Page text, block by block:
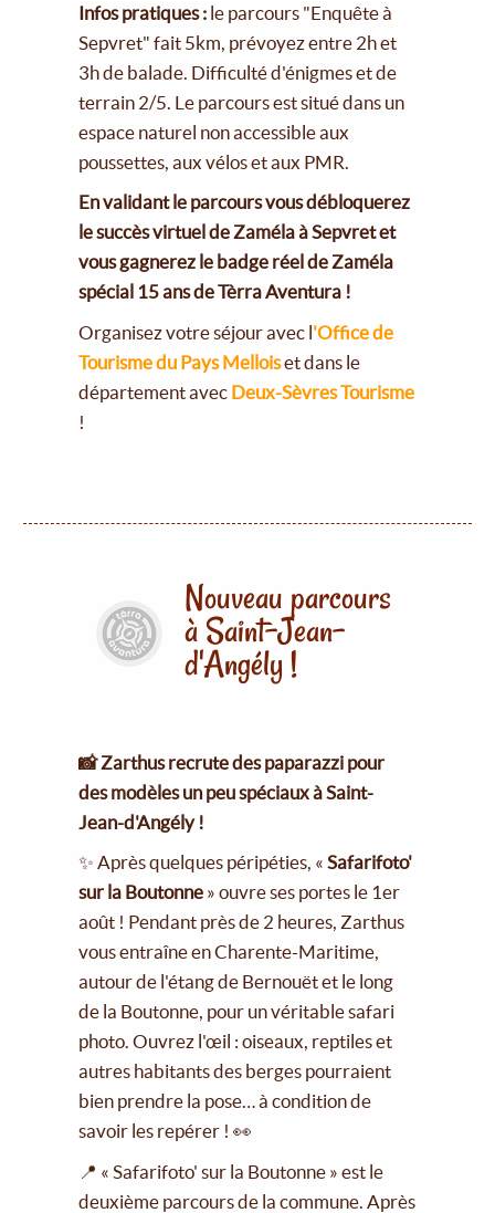
Infos pratiques : le parcours "Enquête à
Sepvret" fait 5km, prévoyez entre 2h et
3h de balade. Difficulté d'énigmes et de
terrain 2/5. Le parcours est situé dans un
espace naturel non accessible aux
poussettes, aux vélos et aux PMR.
En validant le parcours vous débloquerez
le succès virtuel de Zaméla à Sepvret et
vous gagnerez le badge réel de Zaméla
spécial 15 ans de Tèrra Aventura !
Organisez votre séjour avec l'Office de
Tourisme du Pays Melloiset dans le
département avec Deux-Sèvres Tourisme
!
Nouveau parcours
à Saint-Jean-
d'Angély !
📸 Zarthus recrute des paparazzi pour
des modèles un peu spéciaux à Saint-
Jean-d'Angély !
✨ Après quelques péripéties, «Safarifoto'
sur la Boutonne » ouvre ses portes le 1er
août ! Pendant près de 2 heures, Zarthus
vous entraîne en Charente-Maritime,
autour de l'étang de Bernouët et le long
de la Boutonne, pour un véritable safari
photo. Ouvrez l'œil : oiseaux, reptiles et
autres habitants des berges pourraient
bien prendre la pose… à condition de
savoir les repérer ! 👀
📍 « Safarifoto' sur la Boutonne » est le
deuxième parcours de la commune. Après